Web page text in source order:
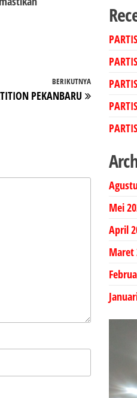
Pos
Berikutnya
BERIKUTNYA
PEKANBARU
Mei
April
Maret